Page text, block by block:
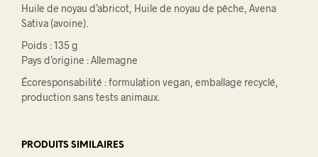
Huile de noyau d’abricot, Huile de noyau de pêche, Avena
Sativa (avoine).
Poids : 135 g
Pays d’origine : Allemagne
Écoresponsabilité : formulation vegan, emballage recyclé,
production sans tests animaux.
PRODUITS SIMILAIRES